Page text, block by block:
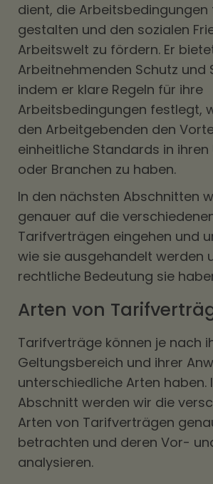
dient, die Arbeitsbedingungen
gestalten und den sozialen
Arbeitswelt zu fördern. Er
Arbeitnehmenden Schutz und
indem er klare Regeln für ihre
Arbeitsbedingungen festlegt,
den Arbeitgebenden den
einheitliche Standards in
oder Branchen zu haben.
In den nächsten Abschnitten
genauer auf die
Tarifverträgen eingehen und
wie sie ausgehandelt werden
rechtliche Bedeutung sie
Arten von
Tarifverträge können je nach
Geltungsbereich und ihrer
unterschiedliche Arten haben.
Abschnitt werden wir die
Arten von Tarifverträgen
betrachten und deren Vor-
analysieren.